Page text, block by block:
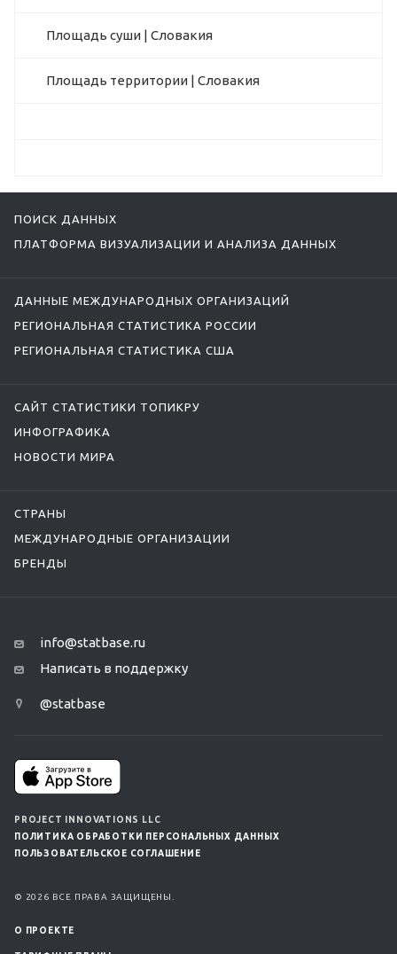
Площадь суши | Словакия
Площадь территории | Словакия
ПОИСК ДАННЫХ
ПЛАТФОРМА ВИЗУАЛИЗАЦИИ И АНАЛИЗА ДАННЫХ
ДАННЫЕ МЕЖДУНАРОДНЫХ ОРГАНИЗАЦИЙ
РЕГИОНАЛЬНАЯ СТАТИСТИКА РОССИИ
РЕГИОНАЛЬНАЯ СТАТИСТИКА США
САЙТ СТАТИСТИКИ ТОПИКРУ
ИНФОГРАФИКА
НОВОСТИ МИРА
СТРАНЫ
МЕЖДУНАРОДНЫЕ ОРГАНИЗАЦИИ
БРЕНДЫ
info@statbase.ru
Написать в поддержку
@statbase
PROJECT INNOVATIONS LLC
ПОЛИТИКА ОБРАБОТКИ ПЕРСОНАЛЬНЫХ ДАННЫХ
ПОЛЬЗОВАТЕЛЬСКОЕ СОГЛАШЕНИЕ
© 2026 ВСЕ ПРАВА ЗАЩИЩЕНЫ.
О ПРОЕКТЕ